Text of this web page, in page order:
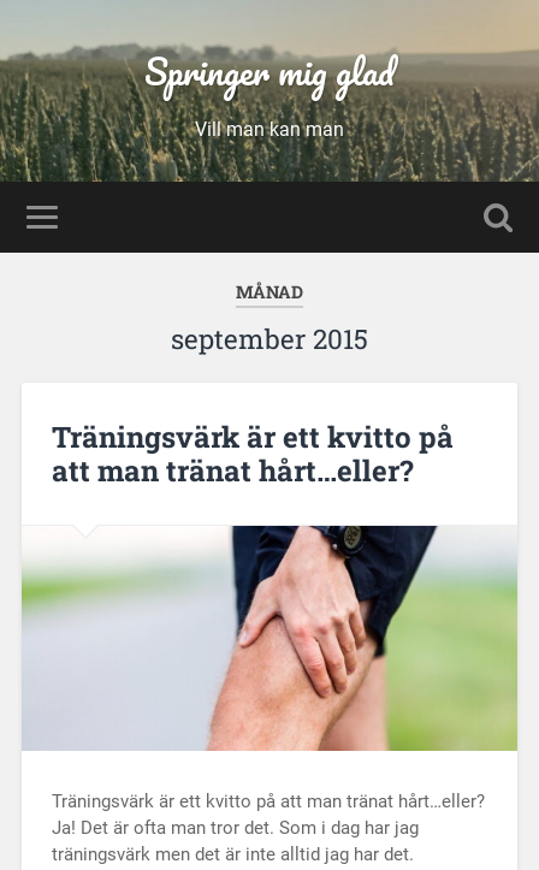
Springer mig glad
Vill man kan man
MÅNAD
september 2015
Träningsvärk är ett kvitto på
att man tränat hårt…eller?
Träningsvärk är ett kvitto på att man tränat hårt…eller?
Ja! Det är ofta man tror det. Som i dag har jag
träningsvärk men det är inte alltid jag har det.